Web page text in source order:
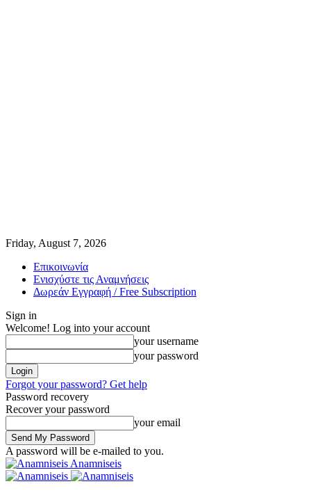
Friday, August 7, 2026
Επικοινωνία
Ενισχύστε τις Αναμνήσεις
Δωρεάν Εγγραφή / Free Subscription
Sign in
Welcome! Log into your account
your username
your password
Forgot your password? Get help
Password recovery
Recover your password
your email
A password will be e-mailed to you.
Anamniseis